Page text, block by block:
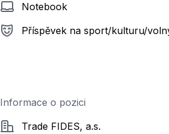
Notebook
Příspěvek na sport/kulturu/
Informace o pozici
SpolečnostTrade FIDES, a.s.